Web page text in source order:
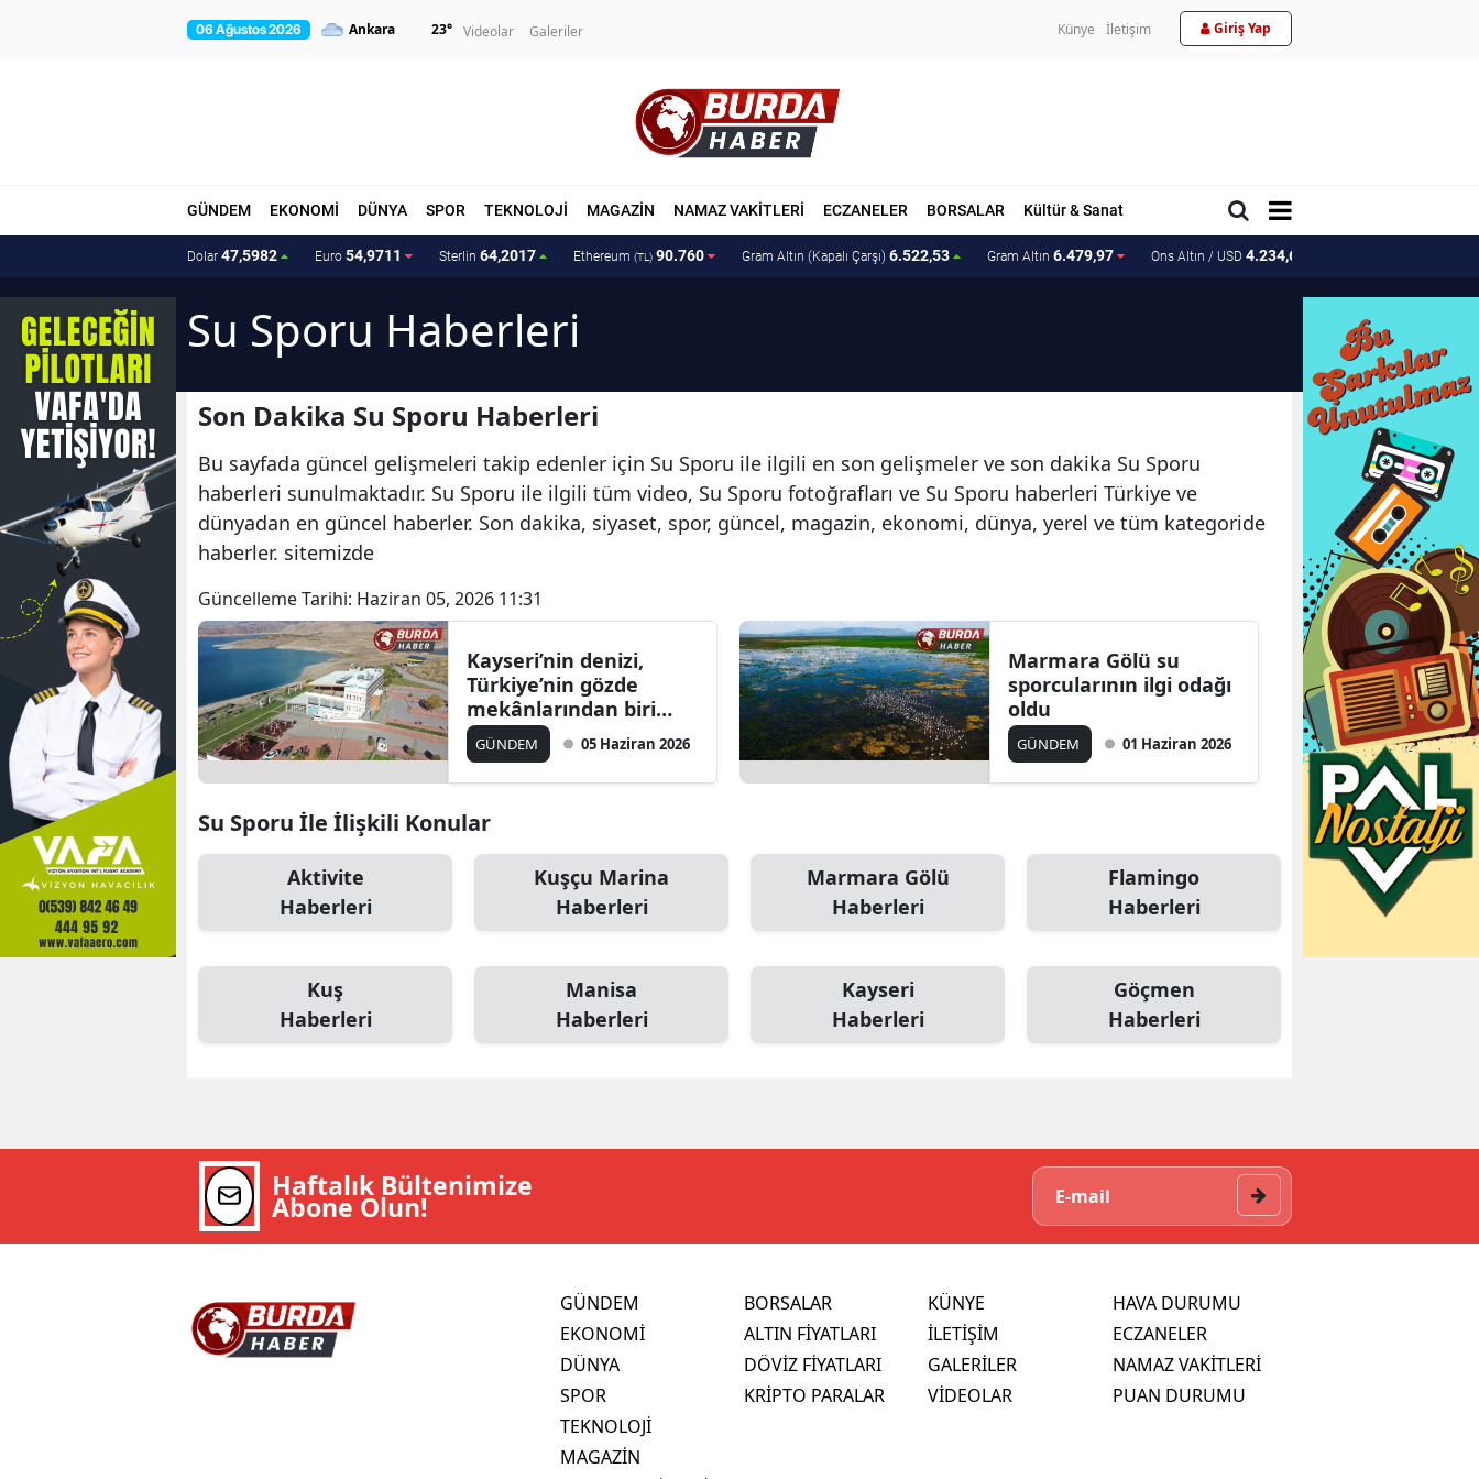
06 Ağustos 2026 23° Videolar Galeriler Künye İletişim Giriş Yap
GÜNDEM EKONOMİ DÜNYA SPOR TEKNOLOJİ MAGAZİN NAMAZ VAKİTLERİ ECZANELER BORSALAR Kültür & Sanat
Dolar 47,5982 Euro 54,9711 Sterlin 64,2017 Ethereum (TL) 90.760 Gram Altın (Kapalı Çarşı) 6.522,53 Gram Altın 6.479,97 Ons Altın / USD 4.234,62
Su Sporu Haberleri
Son Dakika Su Sporu Haberleri
Bu sayfada güncel gelişmeleri takip edenler için Su Sporu ile ilgili en son gelişmeler ve son dakika Su Sporu
haberleri sunulmaktadır. Su Sporu ile ilgili tüm video, Su Sporu fotoğrafları ve Su Sporu haberleri Türkiye ve
dünyadan en güncel haberler. Son dakika, siyaset, spor, güncel, magazin, ekonomi, dünya, yerel ve tüm kategoride
haberler. sitemizde
Güncelleme Tarihi: Haziran 05, 2026 11:31
Kayseri’nin denizi,
Türkiye’nin gözde
mekânlarından biri
hâline geldi
GÜNDEM 05 Haziran 2026
Marmara Gölü su
sporcularının ilgi odağı
oldu
GÜNDEM 01 Haziran 2026
Su Sporu İle İlişkili Konular
Aktivite
Haberleri
Kuşçu Marina
Haberleri
Marmara Gölü
Haberleri
Flamingo
Haberleri
Kuş
Haberleri
Manisa
Haberleri
Kayseri
Haberleri
Göçmen
Haberleri
Haftalık Bültenimize
Abone Olun!
GÜNDEM
EKONOMİ
DÜNYA
SPOR
TEKNOLOJİ
MAGAZİN
BORSALAR
ALTIN FİYATLARI
DÖVİZ FİYATLARI
KRİPTO PARALAR
KÜNYE
İLETİŞİM
GALERİLER
VİDEOLAR
HAVA DURUMU
ECZANELER
NAMAZ VAKİTLERİ
PUAN DURUMU